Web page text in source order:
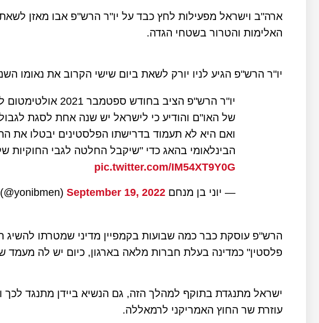
ארה"ב וישראל מפעילות לחץ כבד על יו"ר הרש"פ אבו מאזן
האלימות והטרור בשטחי הגדה.
יו"ר הרש"פ הגיע לניו יורק לשאת ביום שישי הקרוב את נאומו
יו"ר הרש"פ הציב
ואם היא לא תעמוד בדרישתו הפלסטינים יבטלו את
הבינלאומי בהאג כדי "שיקבל החלטה לגבי החוקיות
pic.twitter.com/IM54XT9Y0G
— יוני בן מנחם yoni ben menachem (@yonibmen) September 19, 2022
הרש"פ עוסקת כבר כמה שבועות בקמפיין מדיני שמטרתו
פלסטין" כמדינה בעלת חברות מלאה בארגון, כיום יש לה מעמד
ישראל מתנגדת בתוקף למהלך הזה, גם הנשיא ביידן מתנגד
עוזרת שר החוץ האמריקני לרמאללה.